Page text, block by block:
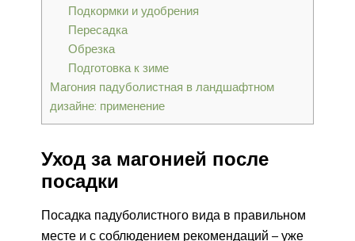
Подкормки и удобрения
Пересадка
Обрезка
Подготовка к зиме
Магония падуболистная в ландшафтном
дизайне: применение
Уход за магонией после
посадки
Посадка падуболистного вида в правильном
месте и с соблюдением рекомендаций – уже